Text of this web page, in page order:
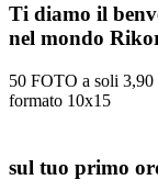
Ti diamo il
nel mondo
50 FOTO a soli 3,90
formato 10x15
sul tuo primo